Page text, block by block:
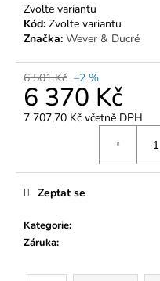
Zvolte variantu
Kód: Zvolte variantu
Značka: Wever & Ducré
6 501 Kč –2 %
6 370 Kč
7 707,70 Kč včetně DPH
Kategorie:
Záruka:
Zeptat se